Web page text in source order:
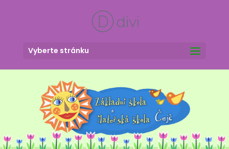
Vyberte stránku